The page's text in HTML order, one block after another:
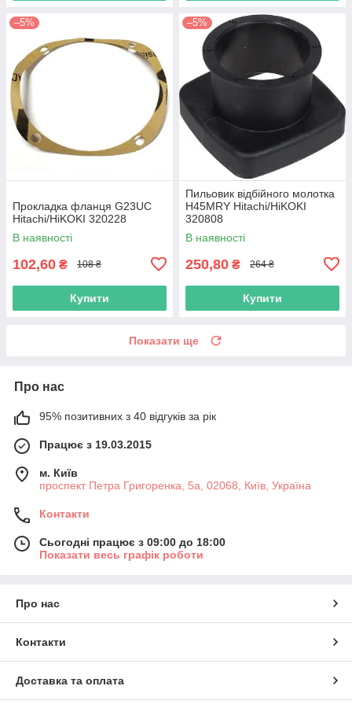
–5%
Прокладка фланця G23UC
Hitachi/HiKOKI 320228
В наявності
102,60 ₴ 108 ₴
Купити
–5%
Пильовик відбійного молотка
H45MRY Hitachi/HiKOKI
320808
В наявності
250,80 ₴ 264 ₴
Купити
Показати ще
Про нас
95% позитивних з 40 відгуків за рік
Працює з 19.03.2015
м. Київ
проспект Петра Григоренка, 5а, 02068, Київ, Україна
Контакти
Сьогодні працює з 09:00 до 18:00
Показати весь графік роботи
Про нас
Контакти
Доставка та оплата